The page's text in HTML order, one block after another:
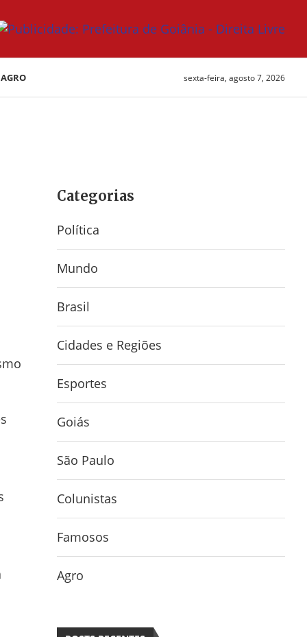
AGRO sexta-feira, agosto 7, 2026
Categorias
Política
Mundo
Brasil
Cidades e Regiões
Esportes
Goiás
São Paulo
Colunistas
Famosos
Agro